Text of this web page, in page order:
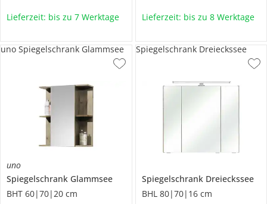
Lieferzeit: bis zu 7 Werktage Lieferzeit: bis zu 8 Werktage
uno
Spiegelschrank Glammsee
BHT 60|70|20 cm
uno Spiegelschrank Glammsee
Spiegelschrank Dreieckssee
BHL 80|70|16 cm
Spiegelschrank Dreieckssee